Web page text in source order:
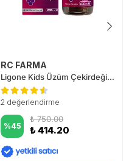
RC FARMA
Ligone Kids Üzüm Çekirdeği Şurup 200 ml
2 değerlendirme
%45
₺ 750.00
₺ 414.20